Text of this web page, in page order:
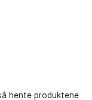
hente produktene